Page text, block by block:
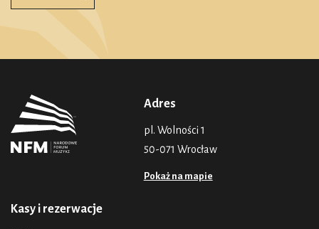
Adres
pl. Wolności 1
50-071 Wrocław
Pokaż na mapie
Kasy i rezerwacje